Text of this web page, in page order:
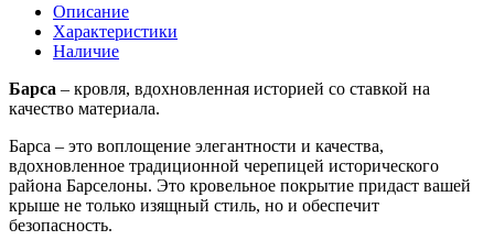
Описание
Характеристики
Наличие
Барса – кровля, вдохновленная историей со ставкой на
качество материала.
Барса – это воплощение элегантности и качества,
вдохновленное традиционной черепицей исторического
района Барселоны. Это кровельное покрытие придаст вашей
крыше не только изящный стиль, но и обеспечит
безопасность.